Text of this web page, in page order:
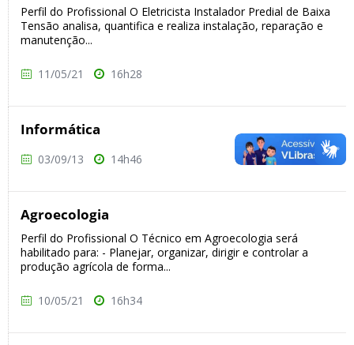
Perfil do Profissional O Eletricista Instalador Predial de Baixa
Tensão analisa, quantifica e realiza instalação, reparação e
manutenção...
11/05/21 16h28
Informática
03/09/13 14h46
Agroecologia
Perfil do Profissional O Técnico em Agroecologia será
habilitado para: - Planejar, organizar, dirigir e controlar a
produção agrícola de forma...
10/05/21 16h34